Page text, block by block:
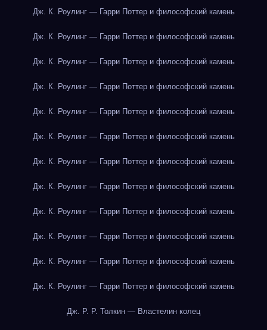
Дж. К. Роулинг — Гарри Поттер и философский камень
Дж. К. Роулинг — Гарри Поттер и философский камень
Дж. К. Роулинг — Гарри Поттер и философский камень
Дж. К. Роулинг — Гарри Поттер и философский камень
Дж. К. Роулинг — Гарри Поттер и философский камень
Дж. К. Роулинг — Гарри Поттер и философский камень
Дж. К. Роулинг — Гарри Поттер и философский камень
Дж. К. Роулинг — Гарри Поттер и философский камень
Дж. К. Роулинг — Гарри Поттер и философский камень
Дж. К. Роулинг — Гарри Поттер и философский камень
Дж. К. Роулинг — Гарри Поттер и философский камень
Дж. К. Роулинг — Гарри Поттер и философский камень
Дж. Р. Р. Толкин — Властелин колец